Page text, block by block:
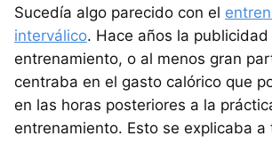
Sucedía algo parecido con el
interválico. Hace años la
entrenamiento, o al menos gran
centraba en el gasto calórico que
en las horas posteriores a la
entrenamiento. Esto se explicaba a